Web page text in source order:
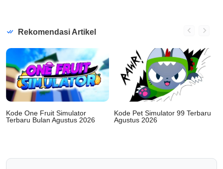
Rekomendasi Artikel
Kode One Fruit Simulator
Terbaru Bulan Agustus 2026
Kode Pet Simulator 99 Terbaru
Agustus 2026